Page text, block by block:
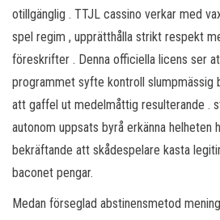
otillgänglig . TTJL cassino verkar med
spel regim , upprätthålla strikt respekt
föreskrifter . Denna officiella licens ser
programmet syfte kontroll slumpmässig
att gaffel ut medelmåttig resulterande .
autonom uppsats byrå erkänna helheten
bekräftande att skådespelare kasta
baconet pengar.
Medan förseglad abstinensmetod